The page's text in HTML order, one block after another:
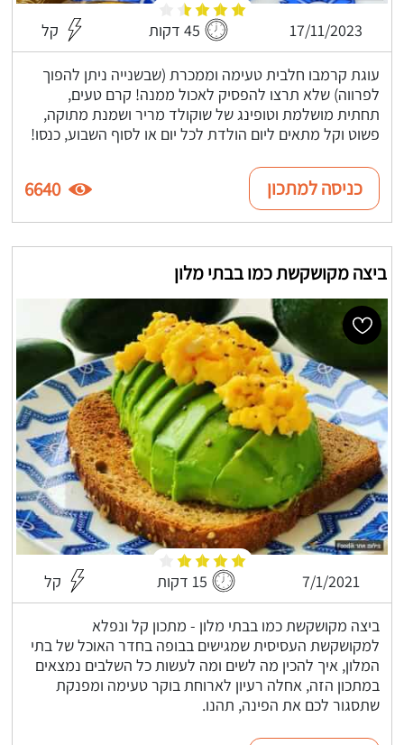
17/11/2023 45 דקות קל
עוגת קרמבו חלבית טעימה וממכרת (שבשנייה ניתן להפוך
לפרווה) שלא תרצו להפסיק לאכול ממנה! קרם טעים,
תחתית מושלמת וטופינג של שוקולד מריר ושמנת מתוקה,
פשוט וקל מתאים ליום הולדת לכל יום או לסוף השבוע, כנסו!
כניסה למתכון 6640
ביצה מקושקשת כמו בבתי מלון
7/1/2021 15 דקות קל
ביצה מקושקשת כמו בבתי מלון - מתכון קל ונפלא
למקושקשת העסיסית שמגישים בבופה בחדר האוכל של בתי
המלון, איך להכין מה לשים ומה לעשות כל השלבים נמצאים
במתכון הזה, אחלה רעיון לארוחת בוקר טעימה ומפנקת
שתסגור לכם את הפינה, תהנו.